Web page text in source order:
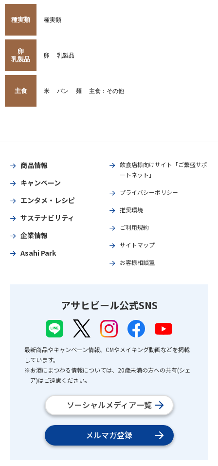
種実類 種実類
卵
乳製品
卵 乳製品
主食 米 パン 麺 主食：その他
商品情報
キャンペーン
エンタメ・レシピ
サステナビリティ
企業情報
Asahi Park
飲食店様向けサイト「ご繁盛サポ
ートネット」
プライバシーポリシー
推奨環境
ご利用規約
サイトマップ
お客様相談室
アサヒビール公式SNS
最新商品やキャンペーン情報、CMやメイキング動画などを掲載
しています。
※お酒にまつわる情報については、20歳未満の方への共有(シェ
ア)はご遠慮ください。
ソーシャルメディア一覧
メルマガ登録